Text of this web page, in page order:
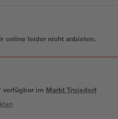
online leider nicht anbieten.
verfügbar im Markt Troisdorf